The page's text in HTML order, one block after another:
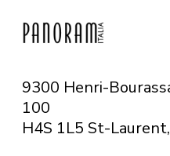
9300 Henri-
100
H4S 1L5 St-